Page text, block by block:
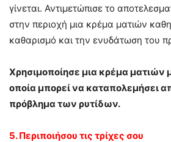
γίνεται. Αντιμετώπισε το
στην περιοχή μια κρέμα ματιών
καθαρισμό και την ενυδάτωση του
Χρησιμοποίησε μια κρέμα ματιών
οποία μπορεί να καταπολεμήσει
πρόβλημα των ρυτίδων.
5. Περιποιήσου τις τρίχες σου